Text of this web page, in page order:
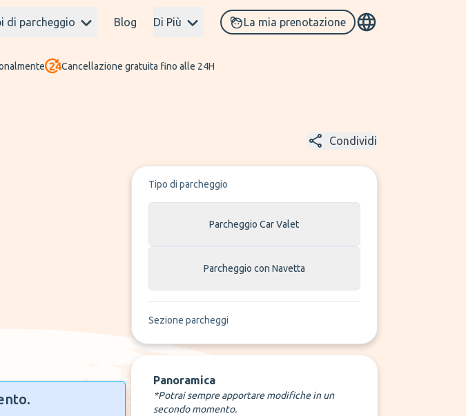
di parcheggio Blog Di Più La mia prenotazione
Cancellazione gratuita fino alle 24H
Condividi
Tipo di parcheggio
Parcheggio Car Valet
Parcheggio con Navetta
Sezione parcheggi
Panoramica
*Potrai sempre apportare modifiche in un
secondo momento.